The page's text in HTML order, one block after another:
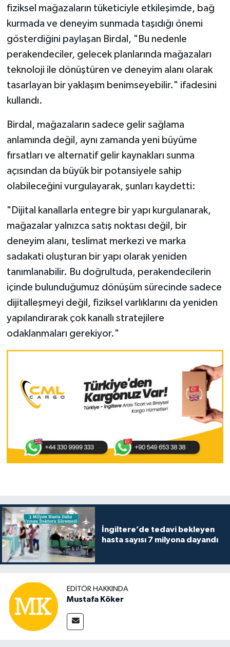
fiziksel mağazaların tüketiciyle etkileşimde, bağ
kurmada ve deneyim sunmada taşıdığı önemi
gösterdiğini paylaşan Birdal, "Bu nedenle
perakendeciler, gelecek planlarında mağazaları
teknoloji ile dönüştüren ve deneyim alanı olarak
tasarlayan bir yaklaşım benimseyebilir." ifadesini
kullandı.
Birdal, mağazaların sadece gelir sağlama
anlamında değil, aynı zamanda yeni büyüme
fırsatları ve alternatif gelir kaynakları sunma
açısından da büyük bir potansiyele sahip
olabileceğini vurgulayarak, şunları kaydetti:
"Dijital kanallarla entegre bir yapı kurgulanarak,
mağazalar yalnızca satış noktası değil, bir
deneyim alanı, teslimat merkezi ve marka
sadakati oluşturan bir yapı olarak yeniden
tanımlanabilir. Bu doğrultuda, perakendecilerin
içinde bulunduğumuz dönüşüm sürecinde sadece
dijitalleşmeyi değil, fiziksel varlıklarını da yeniden
yapılandırarak çok kanallı stratejilere
odaklanmaları gerekiyor."
İngiltere’de tedavi bekleyen
hasta sayısı 7 milyona dayandı
EDITÖR HAKKINDA
Mustafa Köker